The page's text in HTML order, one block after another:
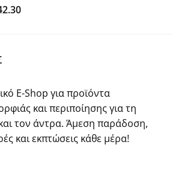
€29.84.
Η
E-Shop για προϊόντα
και περιποίησης για τη
τον άντρα. Άμεση παράδοση,
και εκπτώσεις κάθε μέρα!